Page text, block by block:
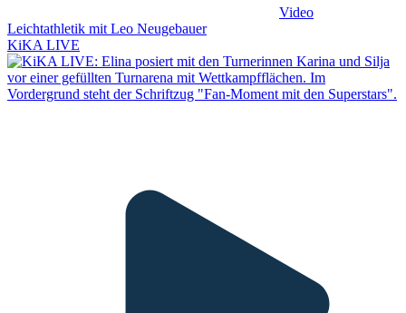
Video
Leichtathletik mit Leo Neugebauer
KiKA LIVE